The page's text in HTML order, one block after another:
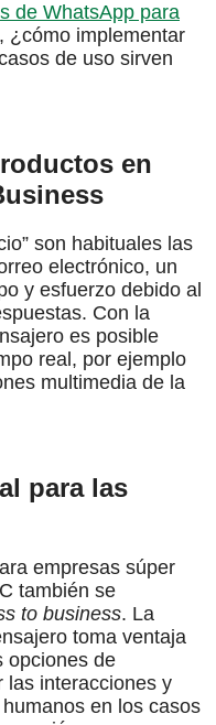
de WhatsApp para
¿cómo implementar
de uso sirven
en
son habituales las
electrónico, un
y esfuerzo debido al
Con la
es posible
real, por ejemplo
multimedia de la
para las
empresas súper
también se
to business. La
toma ventaja
opciones de
las interacciones y
en los casos